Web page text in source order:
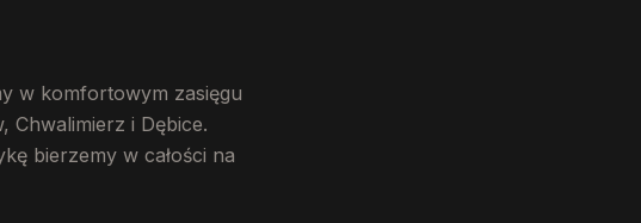
w komfortowym zasięgu
Chwalimierz i Dębice.
bierzemy w całości na